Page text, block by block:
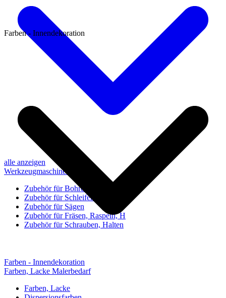
alle anzeigen
Werkzeugmaschinen-Zubehör
Zubehör für Bohren, Bohrhilfen
Zubehör für Schleifen, Poliere
Zubehör für Sägen
Zubehör für Fräsen, Raspeln, H
Zubehör für Schrauben, Halten
Farben - Innendekoration
Farben - Innendekoration
Farben, Lacke Malerbedarf
Farben, Lacke